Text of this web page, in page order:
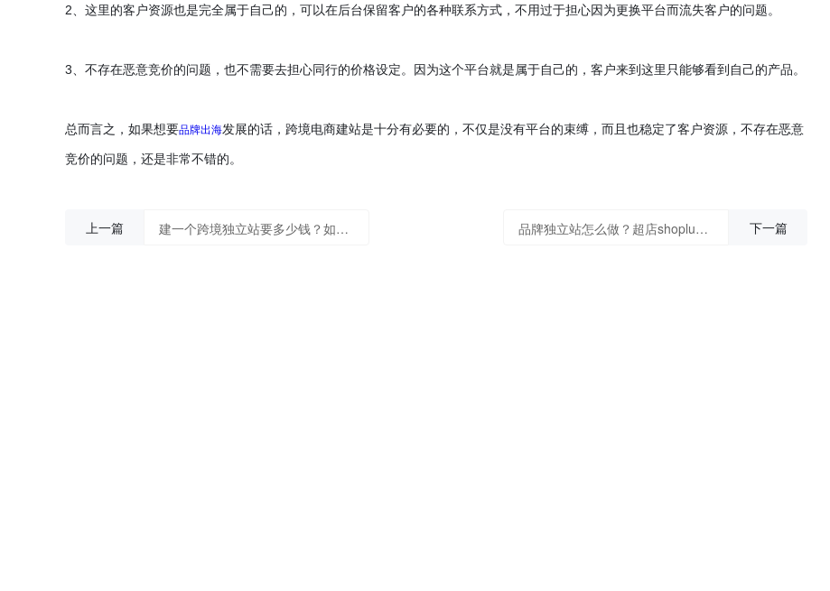
2 、这里的客户资源也是完全属于自己的，可以在后台保留客户的各种联系方式，不用过于担心因为更换平台而流失客户的问题。
3 、不存在恶意竞价的问题，也不需要去担心同行的价格设定。因为这个平台就是属于自己的，客户来到这里只能够看到自己的产品。
总而言之，如果想要品牌出海发展的话，跨境电商建站是十分有必要的，不仅是没有平台的束缚，而且也稳定了客户资源，不存在恶意
竞价的问题，还是非常不错的。
上一篇 建一个跨境独立站要多少钱？如何搭建外贸独立站 品牌独立站怎么做？超店shoplus品牌独立站搭建流程 下一篇